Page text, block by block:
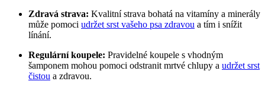
Zdravá strava: Kvalitní strava bohatá na vitamíny a minerály
může pomoci udržet srst vašeho psa zdravou a tím i snížit
línání.
Regulární koupele: Pravidelné koupele s vhodným
šamponem mohou pomoci odstranit mrtvé chlupy a udržet srst
čistou a zdravou.